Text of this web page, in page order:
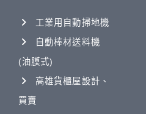
工業用自動掃地機
自動棒材送料機
(油膜式)
高雄貨櫃屋設計、
買賣